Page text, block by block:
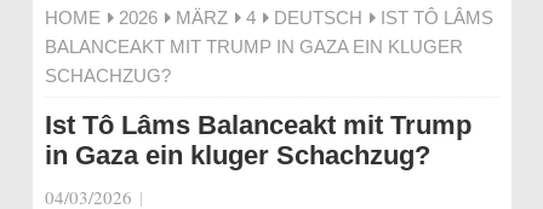
HOME 2026 MÄRZ 4 DEUTSCH
IST TÔ LÂMS
BALANCEAKT MIT TRUMP IN GAZA EIN KLUGER
SCHACHZUG?
Ist Tô Lâms Balanceakt mit Trump
in Gaza ein kluger Schachzug?
04/03/2026 |